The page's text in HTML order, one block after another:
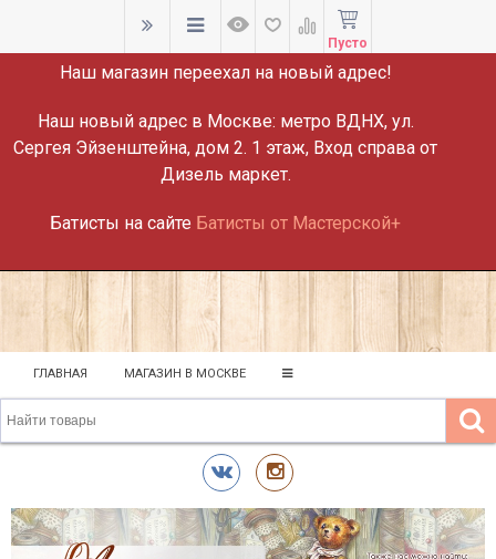
ВНИМАНИЕ!
Наш магазин переехал на новый адрес!
Наш новый адрес в Москве: метро ВДНХ, ул.
Сергея Эйзенштейна, дом 2. 1 этаж, Вход справа от
Дизель маркет.
Батисты на сайте Батисты от Мастерской+
Пусто
ГЛАВНАЯ МАГАЗИН В МОСКВЕ